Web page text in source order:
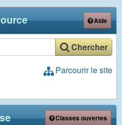
Aide
Rechercher une ressource
Chercher
Parcourir le site
Classes ouvertes